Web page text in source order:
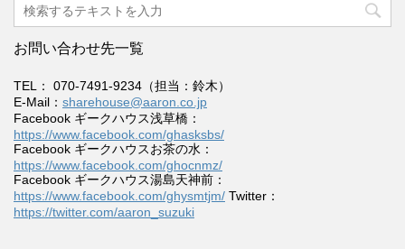
お問い合わせ先一覧
TEL： 070-7491-9234（担当：鈴木）
E-Mail： sharehouse@aaron.co.jp
Facebook ギークハウス浅草橋：
https://www.facebook.com/ghasksbs/
Facebook ギークハウスお茶の水：
https://www.facebook.com/ghocnmz/
Facebook ギークハウス湯島天神前：
https://www.facebook.com/ghysmtjm/ Twitter：
https://twitter.com/aaron_suzuki